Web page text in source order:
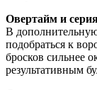
Овертайм и
В
подобраться к
бросков сильнее
результативным